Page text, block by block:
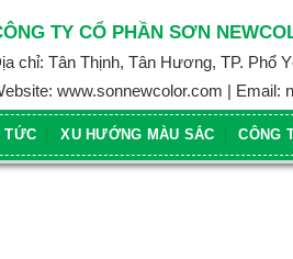
TY CỔ PHẦN SƠN
chỉ: Tân Thịnh, Tân Hương, TP. Phổ
www.sonnewcolor.com | Email:
TỨC XU HƯỚNG MÀU SẮC CÔNG